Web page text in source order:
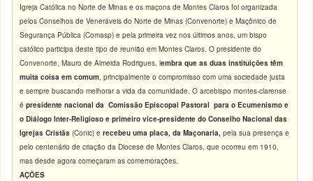
Igreja Católica no Norte de Minas e os maçons de Montes Claros foi organizada
pelos Conselhos de Veneráveis do Norte de Minas (Convenorte) e Maçônico de
Segurança Pública (Comasp) e pela primeira vez nos últimos anos, um bispo
católico participa deste tipo de reunião em Montes Claros. O presidente do
Convenorte, Mauro de Almeida Rodrigues, lembra que as duas instituições têm
muita coisa em comum, principalmente o compromisso com uma sociedade justa
e sempre buscando melhorar a vida da comunidade. O arcebispo montes-clarense
épresidente nacional da Comissão Episcopal Pastoral para o Ecumenismo e
o Diálogo Inter-Religioso e primeiro vice-presidente do Conselho Nacional das
Igrejas Cristãs (Conic) erecebeu uma placa, da Maçonaria, pela sua presença e
pelo centenário de criação da Diocese de Montes Claros, que ocorreu em 1910,
mas desde agora começaram as comemorações.
AÇÕES